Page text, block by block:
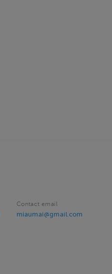
Contact email
miaumai@gmail.com